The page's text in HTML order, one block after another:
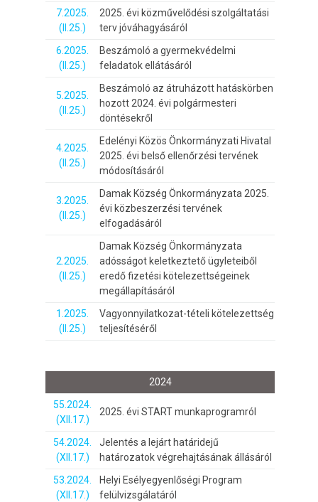
7.2025.
(II.25.)
2025. évi közművelődési szolgáltatási
terv jóváhagyásáról
6.2025.
(II.25.)
Beszámoló a gyermekvédelmi
feladatok ellátásáról
5.2025.
(II.25.)
Beszámoló az átruházott hatáskörben
hozott 2024. évi polgármesteri
döntésekről
4.2025.
(II.25.)
Edelényi Közös Önkormányzati Hivatal
2025. évi belső ellenőrzési tervének
módosításáról
3.2025.
(II.25.)
Damak Község Önkormányzata 2025.
évi közbeszerzési tervének
elfogadásáról
2.2025.
(II.25.)
Damak Község Önkormányzata
adósságot keletkeztető ügyleteiből
eredő fizetési kötelezettségeinek
megállapításáról
1.2025.
(II.25.)
Vagyonnyilatkozat-tételi kötelezettség
teljesítéséről
2024
55.2024.
(XII.17.)
2025. évi START munkaprogramról
54.2024.
(XII.17.)
Jelentés a lejárt határidejű
határozatok végrehajtásának állásáról
53.2024.
(XII.17.)
Helyi Esélyegyenlőségi Program
felülvizsgálatáról